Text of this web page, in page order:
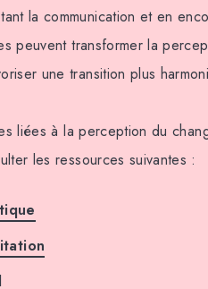
la communication et en
peuvent transformer la
une transition plus
liées à la perception du
les ressources suivantes :